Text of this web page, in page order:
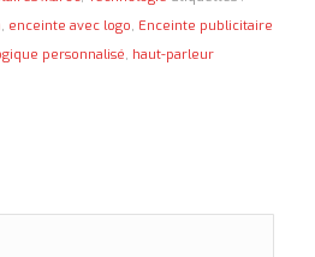
, enceinte avec logo, Enceinte publicitaire
personnalisé, haut-parleur